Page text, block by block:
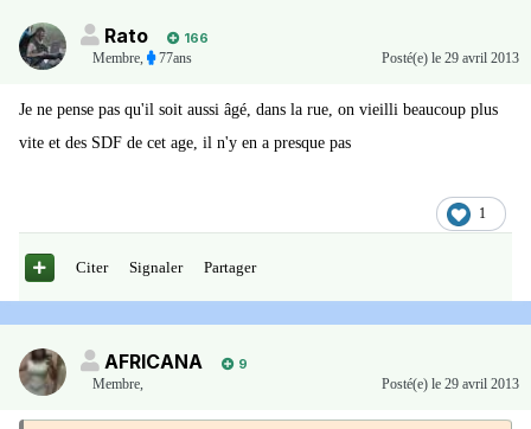
Rato
166
Membre, 77ans Posté(e) le 29 avril 2013
Je ne pense pas qu'il soit aussi âgé, dans la rue, on vieilli beaucoup plus
vite et des SDF de cet age, il n'y en a presque pas
1
Citer Signaler Partager
AFRICANA
9
Membre, Posté(e) le 29 avril 2013